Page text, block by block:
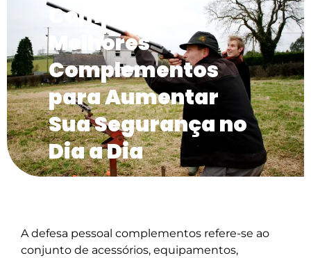
Completa: Os
Melhores
Complementos
para Aumentar
Sua Segurança no
Dia a Dia
A defesa pessoal complementos refere-se ao
conjunto de acessórios, equipamentos,